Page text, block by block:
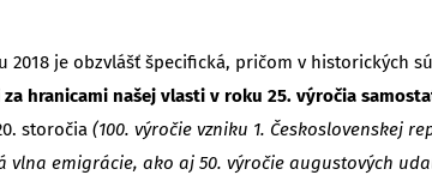
je obzvlášť špecifická, pričom v historických
hranicami našej vlasti v roku 25. výročia
storočia (100. výročie vzniku 1. Československej
emigrácie, ako aj 50. výročie augustových